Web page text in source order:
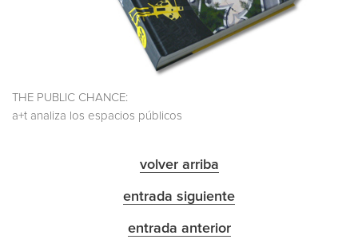
THE PUBLIC CHANCE:
a+t analiza los espacios públicos
volver arriba
entrada siguiente
entrada anterior